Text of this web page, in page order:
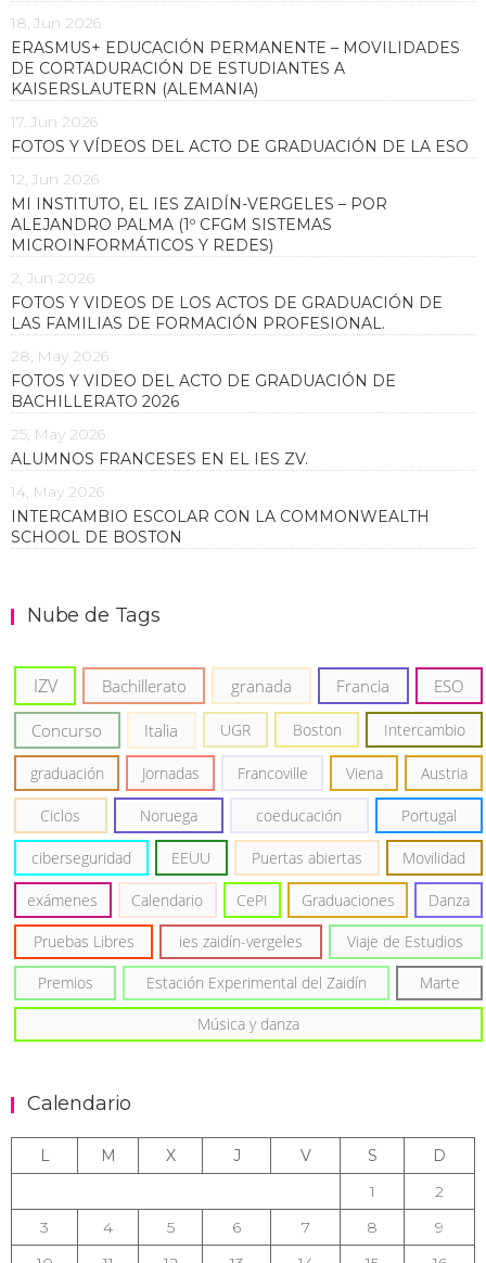
18, Jun 2026
ERASMUS+ EDUCACIÓN PERMANENTE – MOVILIDADES
DE CORTADURACIÓN DE ESTUDIANTES A
KAISERSLAUTERN (ALEMANIA)
17, Jun 2026
FOTOS Y VÍDEOS DEL ACTO DE GRADUACIÓN DE LA ESO
12, Jun 2026
MI INSTITUTO, EL IES ZAIDÍN-VERGELES – POR
ALEJANDRO PALMA (1º CFGM SISTEMAS
MICROINFORMÁTICOS Y REDES)
2, Jun 2026
FOTOS Y VIDEOS DE LOS ACTOS DE GRADUACIÓN DE
LAS FAMILIAS DE FORMACIÓN PROFESIONAL.
28, May 2026
FOTOS Y VIDEO DEL ACTO DE GRADUACIÓN DE
BACHILLERATO 2026
25, May 2026
ALUMNOS FRANCESES EN EL IES ZV.
14, May 2026
INTERCAMBIO ESCOLAR CON LA COMMONWEALTH
SCHOOL DE BOSTON
Nube de Tags
IZV Bachillerato granada Francia ESO
Concurso Italia UGR Boston Intercambio
graduación Jornadas Francoville Viena Austria
Ciclos Noruega coeducación Portugal
ciberseguridad EEUU Puertas abiertas Movilidad
exámenes Calendario CePI Graduaciones Danza
Pruebas Libres ies zaidín-vergeles Viaje de Estudios
Premios Estación Experimental del Zaidín Marte
Música y danza
Calendario
L M X J V S
D
1
2
3
4 5 6 7 8
9